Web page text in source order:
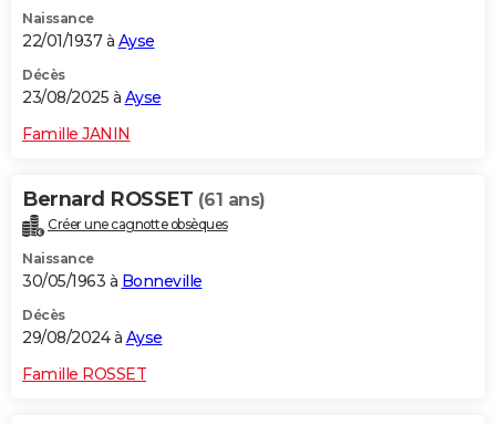
Naissance
22/01/1937 à Ayse
Décès
23/08/2025 à Ayse
Famille JANIN
Bernard ROSSET (61 ans)
Créer une cagnotte obsèques
Naissance
30/05/1963 à Bonneville
Décès
29/08/2024 à Ayse
Famille ROSSET